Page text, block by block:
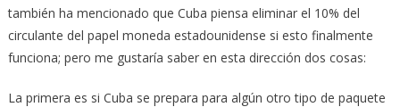
también ha mencionado que Cuba piensa eliminar el 10% del
circulante del papel moneda estadounidense si esto finalmente
funciona; pero me gustaría saber en esta dirección dos cosas:
La primera es si Cuba se prepara para algún otro tipo de paquete